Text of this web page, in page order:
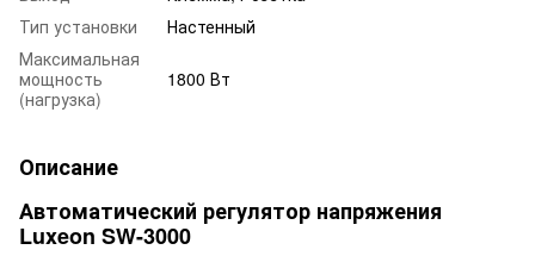
Тип установки
Настенный
Максимальная
мощность
(нагрузка)
1800 Вт
Описание
Автоматический регулятор напряжения
Luxeon SW-3000